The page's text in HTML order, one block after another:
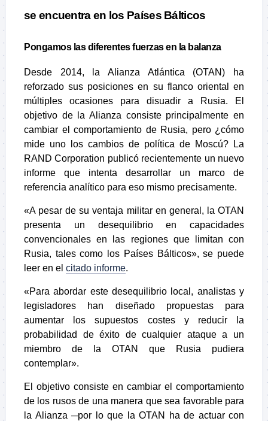
se encuentra en los Países Bálticos
Pongamos las diferentes fuerzas en la balanza
Desde 2014, la Alianza Atlántica (OTAN) ha
reforzado sus posiciones en su flanco oriental en
múltiples ocasiones para disuadir a Rusia. El
objetivo de la Alianza consiste principalmente en
cambiar el comportamiento de Rusia, pero ¿cómo
mide uno los cambios de política de Moscú? La
RAND Corporation publicó recientemente un nuevo
informe que intenta desarrollar un marco de
referencia analítico para eso mismo precisamente.
«A pesar de su ventaja militar en general, la OTAN
presenta un desequilibrio en capacidades
convencionales en las regiones que limitan con
Rusia, tales como los Países Bálticos», se puede
leer en el citado informe.
«Para abordar este desequilibrio local, analistas y
legisladores han diseñado propuestas para
aumentar los supuestos costes y reducir la
probabilidad de éxito de cualquier ataque a un
miembro de la OTAN que Rusia pudiera
contemplar».
El objetivo consiste en cambiar el comportamiento
de los rusos de una manera que sea favorable para
la Alianza ─por lo que la OTAN ha de actuar con